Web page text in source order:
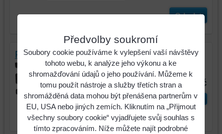
Odeslat
Rydlo Rau Š=120mm, TL=10mm
Identifikační číslo : RF15135
279 Kč
ks Do košíku
Předvolby soukromí
Soubory cookie používáme k vylepšení vaší návštěvy
tohoto webu, k analýze jeho výkonu a ke
shromažďování údajů o jeho používání. Můžeme k
tomu použít nástroje a služby třetích stran a
shromážděná data mohou být přenášena partnerům v
EU, USA nebo jiných zemích. Kliknutím na „Přijmout
všechny soubory cookie“ vyjadřujete svůj souhlas s
tímto zpracováním. Níže můžete najít podrobné